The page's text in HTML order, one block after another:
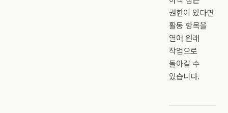
권한이 있다면
활동 항목을
열어 원래
작업으로
돌아갈 수
있습니다.